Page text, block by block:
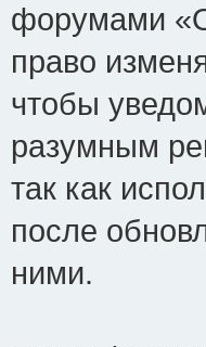
форумами
право
чтобы
разумным
так как
после
ними.